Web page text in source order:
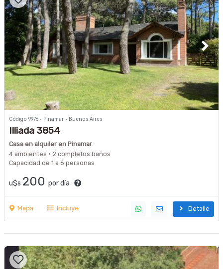
Código 9976 · Pinamar · Buenos Aires
Illiada 3854
Casa en alquiler en Pinamar
4 ambientes · 2 completos baños
Capacidad de 1 a 6 personas
u$s 200 por día
Mapa Incluye Detalle